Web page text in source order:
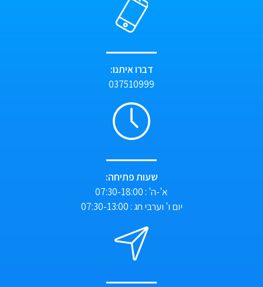
דברו איתנו:
037510999
שעות פתיחה:
א'-ה' : 07:30-18:00
יום ו' וערבי חג : 07:30-13:00